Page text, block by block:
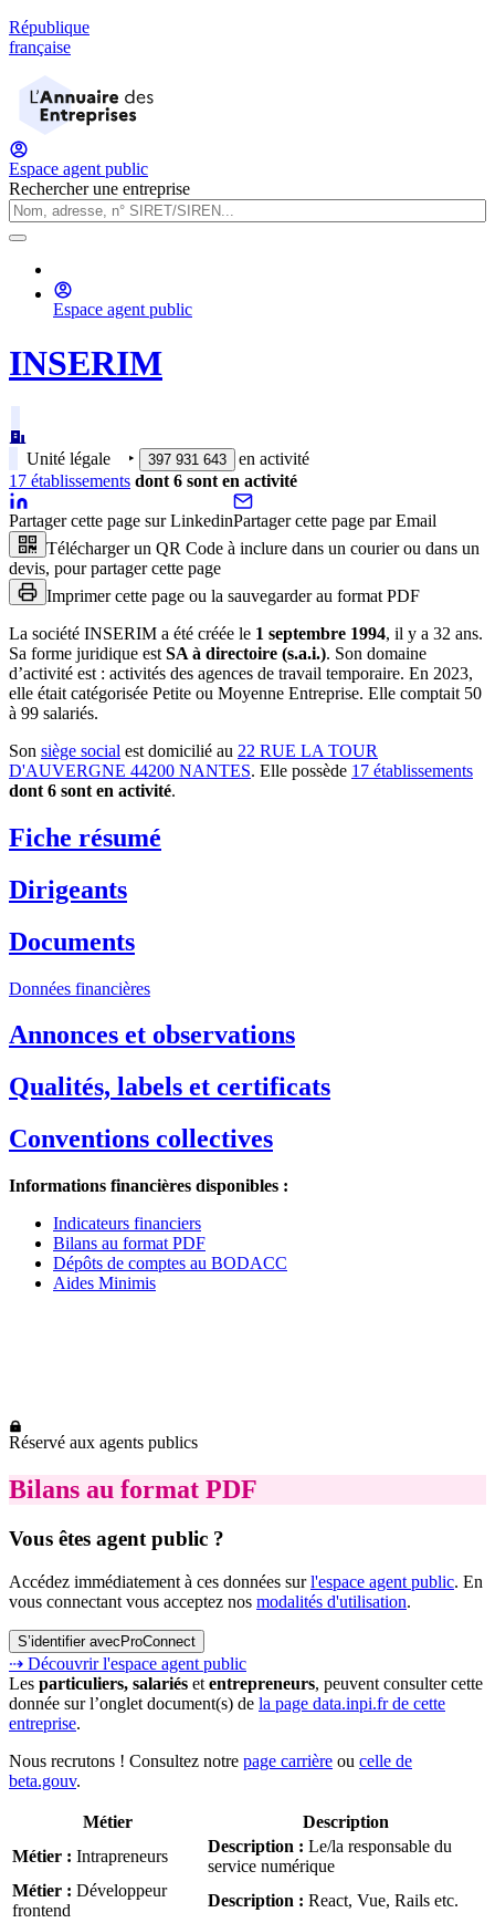
République
française
Espace agent public
Rechercher une entreprise
Espace agent public
INSERIM
Unité légale ‣ 397 931 643
en activité
17 établissements dont 6 sont en activité
Partager cette page sur LinkedinPartager cette page par Email
Télécharger un QR Code à inclure dans un courier ou dans un
devis, pour partager cette page
Imprimer cette page ou la sauvegarder au format PDF
La société INSERIM a été créée le 1 septembre 1994, il y a 32 ans.
Sa forme juridique est SA à directoire (s.a.i.). Son domaine
d’activité est : activités des agences de travail temporaire. En 2023,
elle était catégorisée Petite ou Moyenne Entreprise. Elle comptait 50
à 99 salariés.
Son siège social est domicilié au 22 RUE LA TOUR
D'AUVERGNE 44200 NANTES. Elle possède 17 établissements
dont 6 sont en activité.
Fiche résumé
Dirigeants
Documents
Données financières
Annonces et observations
Qualités, labels et certificats
Conventions collectives
Informations financières disponibles :
Indicateurs financiers
Bilans au format PDF
Dépôts de comptes au BODACC
Aides Minimis
Réservé aux agents publics
Bilans au format PDF
Vous êtes agent public ?
Accédez immédiatement à ces données sur l'espace agent public. En
vous connectant vous acceptez nos modalités d'utilisation.
S’identifier avecProConnect
⇢ Découvrir l'espace agent public
Les particuliers, salariés et entrepreneurs, peuvent consulter cette
donnée sur l’onglet document(s) de la page data.inpi.fr de cette
entreprise.
Nous recrutons ! Consultez notre page carrière ou celle de
beta.gouv.
Métier
Description
Métier : Intrapreneurs
Description : Le/la responsable du
service numérique
Métier : Développeur
frontend
Description : React, Vue, Rails etc.